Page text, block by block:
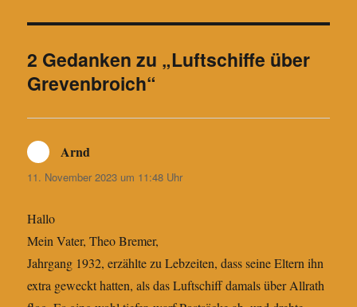
pp
2 Gedanken zu „Luftschiffe über
Grevenbroich“
Arnd
11. November 2023 um 11:48 Uhr
Hallo
Mein Vater, Theo Bremer,
Jahrgang 1932, erzählte zu Lebzeiten, dass seine Eltern ihn
extra geweckt hatten, als das Luftschiff damals über Allrath